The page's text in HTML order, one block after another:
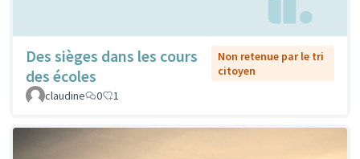
Des sièges dans les cours
des écoles
Non retenue par le tri
citoyen
claudine
0 1